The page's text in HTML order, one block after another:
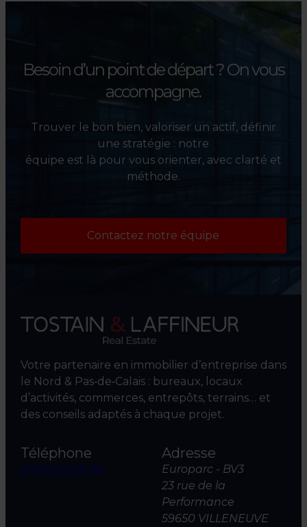
l’évaluation et la valorisation
Besoin d’un point de départ ?On vous
accompagne.
Trouver le bon bien, valoriser un actif, définir
une stratégie : notre
équipe est là pour vous orienter, avec clarté et
méthode.
Contactez notre équipe
Votre partenaire en immobilier d’entreprise dans
le Nord & Pas‑de‑Calais : bureaux, locaux
d’activités, commerces, entrepôts, terrains… et
des conseils adaptés à chaque projet.
Téléphone
03 20 04 06 00
Adresse
Europarc - BV3
23 rue de la
Performance
59650 VILLENEUVE